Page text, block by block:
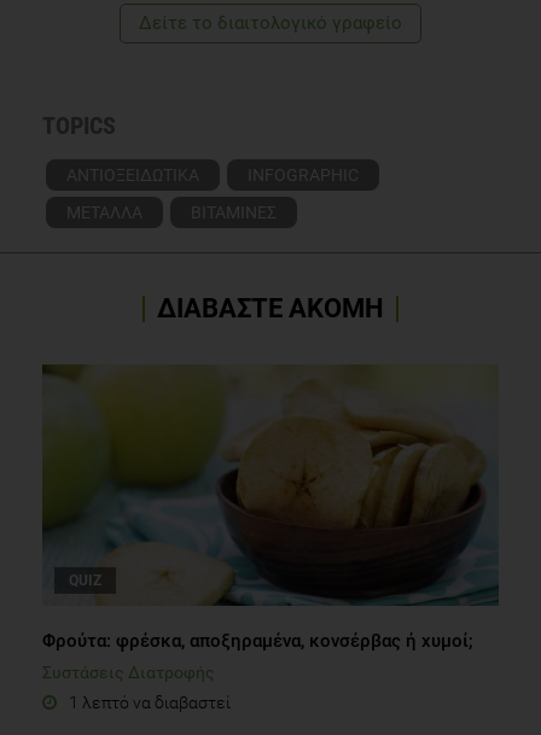
Δείτε το διαιτολογικό γραφείο
TOPICS
ΑΝΤΙΟΞΕΙΔΩΤΙΚΑ
INFOGRAPHIC
ΜΕΤΑΛΛΑ
ΒΙΤΑΜΙΝΕΣ
ΔΙΑΒΑΣΤΕ ΑΚΟΜΗ
QUIZ
Φρούτα: φρέσκα, αποξηραμένα, κονσέρβας ή χυμοί;
Συστάσεις Διατροφής
1 λεπτό να διαβαστεί